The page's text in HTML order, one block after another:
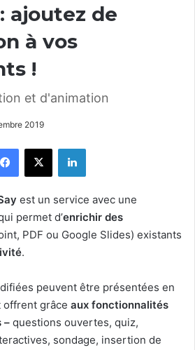
ajoutez de
à vos
!
et d'animation
2019
Facebook
X Linkedin
est un service avec une
permet d’enrichir des
PDF ou Google Slides) existants
.
peuvent être présentées en
grâce aux fonctionnalités
– questions ouvertes, quiz,
sondage, insertion de